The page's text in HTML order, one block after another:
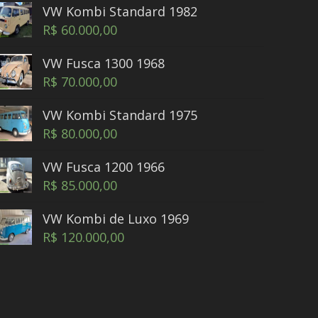
VW Kombi Standard 1982
R$ 60.000,00
VW Fusca 1300 1968
R$ 70.000,00
VW Kombi Standard 1975
R$ 80.000,00
VW Fusca 1200 1966
R$ 85.000,00
VW Kombi de Luxo 1969
R$ 120.000,00